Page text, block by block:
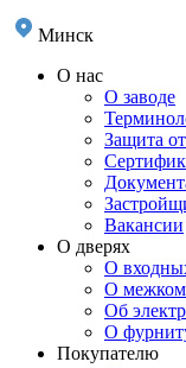
Минск
О нас
О заводе
Защита
Вакансии
О дверях
О
О
Об
О
Покупателю